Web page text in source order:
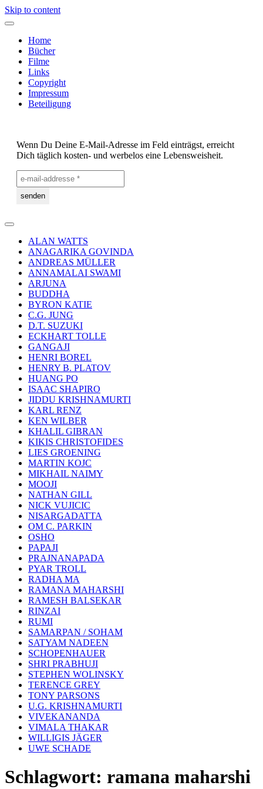
Skip to content
Home
Bücher
Filme
Links
Copyright
Impressum
Beteiligung
Wenn Du Deine E-Mail-Adresse im Feld einträgst, erreicht
Dich täglich kosten- und werbelos eine Lebensweisheit.
ALAN WATTS
ANAGARIKA GOVINDA
ANDREAS MÜLLER
ANNAMALAI SWAMI
ARJUNA
BUDDHA
BYRON KATIE
C.G. JUNG
D.T. SUZUKI
ECKHART TOLLE
GANGAJI
HENRI BOREL
HENRY B. PLATOV
HUANG PO
ISAAC SHAPIRO
JIDDU KRISHNAMURTI
KARL RENZ
KEN WILBER
KHALIL GIBRAN
KIKIS CHRISTOFIDES
LIES GROENING
MARTIN KOJC
MIKHAIL NAIMY
MOOJI
NATHAN GILL
NICK VUJICIC
NISARGADATTA
OM C. PARKIN
OSHO
PAPAJI
PRAJNANAPADA
PYAR TROLL
RADHA MA
RAMANA MAHARSHI
RAMESH BALSEKAR
RINZAI
RUMI
SAMARPAN / SOHAM
SATYAM NADEEN
SCHOPENHAUER
SHRI PRABHUJI
STEPHEN WOLINSKY
TERENCE GREY
TONY PARSONS
U.G. KRISHNAMURTI
VIVEKANANDA
VIMALA THAKAR
WILLIGIS JÄGER
UWE SCHADE
Schlagwort: ramana maharshi